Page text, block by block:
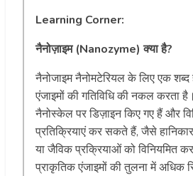
Learning Corner:
नैनोज़ाइम (Nanozyme) क्या है?
नैनोजाइम नैनोमटेरियल के लिए एक
एंजाइमों की गतिविधि की नकल करता
नैनोस्केल पर डिज़ाइन किए गए हैं और
प्रतिक्रियाएं कर सकते हैं, जैसे
या जैविक प्रक्रियाओं को विनियमित
प्राकृतिक एंजाइमों की तुलना में अधिक